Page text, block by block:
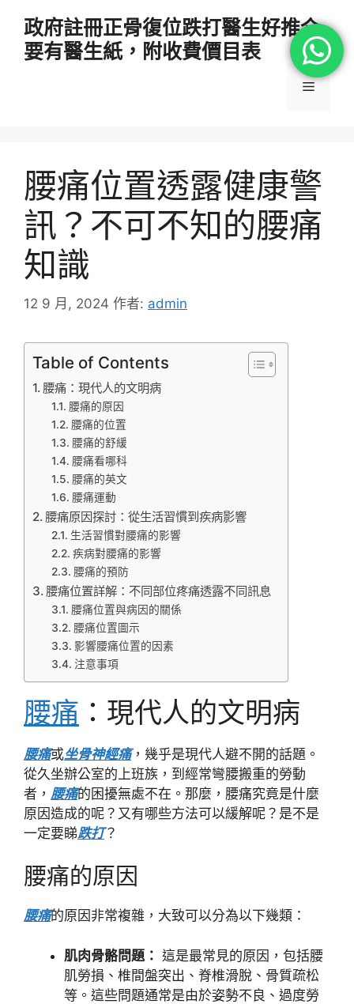
政府註冊正骨復位跌打醫生好推介
要有醫生紙，附收費價目表
選
腰痛位置透露健康警
訊？不可不知的腰痛
知識
12 9 月, 2024 作者: admin
Table of Contents
腰痛：現代人的文明病
腰痛的原因
腰痛的位置
腰痛的舒緩
腰痛看哪科
腰痛的英文
腰痛運動
腰痛原因探討：從生活習慣到疾病影響
生活習慣對腰痛的影響
疾病對腰痛的影響
腰痛的預防
腰痛位置詳解：不同部位疼痛透露不同訊息
腰痛位置與病因的關係
腰痛位置圖示
影響腰痛位置的因素
注意事項
腰痛 ：現代人的文明病
腰痛或坐骨神經痛，幾乎是現代人避不開的話題。
從久坐辦公室的上班族，到經常彎腰搬重的勞動
者， 腰痛的困擾無處不在。那麼，腰痛究竟是什麼
原因造成的呢？又有哪些方法可以緩解呢？是不是
一定要睇跌打？
腰痛的原因
腰痛的原因非常複雜，大致可以分為以下幾類：
肌肉骨骼問題： 這是最常見的原因，包括腰
肌勞損、椎間盤突出、脊椎滑脫、骨質疏松
等。這些問題通常是由於姿勢不良、過度勞